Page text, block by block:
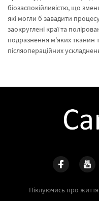
біозаспокійливістю, що
які могли б завадити
заокруглені краї та
подразнення м'яких тканин
післяопераційних
Піклуючись про